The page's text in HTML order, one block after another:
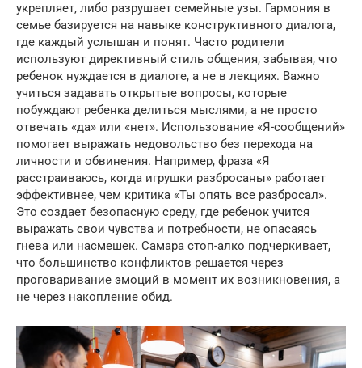
укрепляет, либо разрушает семейные узы. Гармония в
семье базируется на навыке конструктивного диалога,
где каждый услышан и понят. Часто родители
используют директивный стиль общения, забывая, что
ребенок нуждается в диалоге, а не в лекциях. Важно
учиться задавать открытые вопросы, которые
побуждают ребенка делиться мыслями, а не просто
отвечать «да» или «нет». Использование «Я-сообщений»
помогает выражать недовольство без перехода на
личности и обвинения. Например, фраза «Я
расстраиваюсь, когда игрушки разбросаны» работает
эффективнее, чем критика «Ты опять все разбросал».
Это создает безопасную среду, где ребенок учится
выражать свои чувства и потребности, не опасаясь
гнева или насмешек. Самара стоп-алко подчеркивает,
что большинство конфликтов решается через
проговаривание эмоций в момент их возникновения, а
не через накопление обид.